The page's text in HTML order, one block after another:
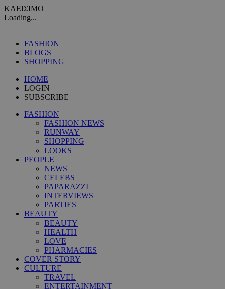
ΚΛΕΙΣΙΜΟ
Loading...
FASHION
BLOGS
SHOPPING
HOME
LOGIN
SUBSCRIBE
FASHION
FASHION NEWS
RUNWAY
SHOPPING
LOOKS
PEOPLE
NEWS
CELEBS
PAPARAZZI
INTERVIEWS
PARTIES
BEAUTY
BEAUTY
HEALTH
LOVE
PHARMACIES
COVER STORY
CULTURE
TRAVEL
ENTERTAINMENT